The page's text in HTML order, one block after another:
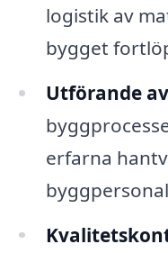
logistik av
bygget
Utförande
erfarna